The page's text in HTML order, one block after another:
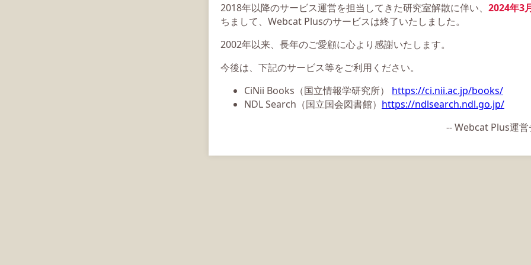
2018年以降のサービス運営を担当してきた研究室解散に伴い、 2024年3
ちまして、Webcat Plusのサービスは終了いたしました。
2002年以来、長年のご愛顧に心より感謝いたします。
今後は、下記のサービス等をご利用ください。
CiNii Books（国立情報学研究所） https://ci.nii.ac.jp/books/
NDL Search（国立国会図書館） https://ndlsearch.ndl.go.jp/
-- Webcat Plus運